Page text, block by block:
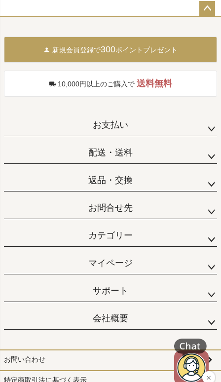
新規会員登録で300ポイントプレゼント
10,000円以上のご購入で 送料無料
お支払い
配送・送料
返品・交換
お問合せ先
カテゴリー
マイページ
サポート
会社概要
お問い合わせ
特定商取引法に基づく表示